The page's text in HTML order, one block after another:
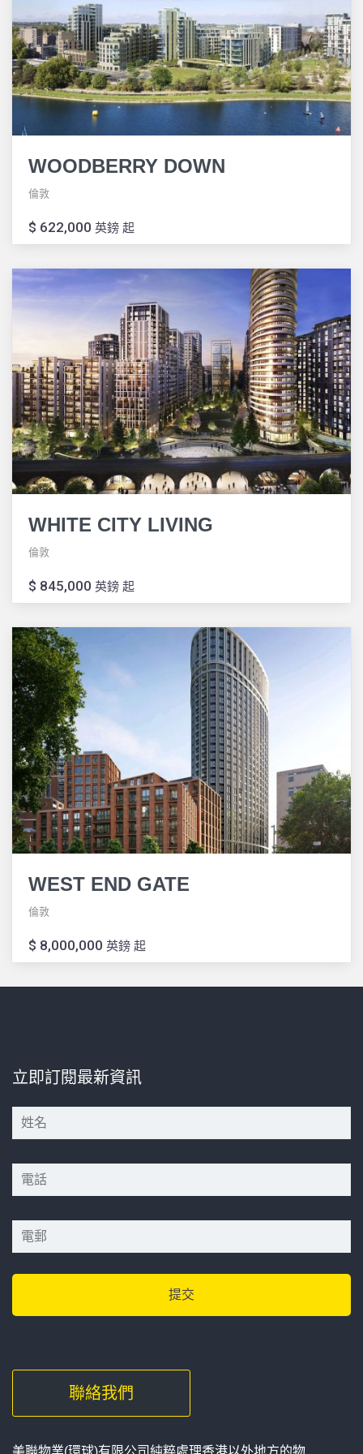
WOODBERRY DOWN
倫敦
$ 622,000 英鎊 起
WHITE CITY LIVING
倫敦
$ 845,000 英鎊 起
WEST END GATE
倫敦
$ 8,000,000 英鎊 起
立即訂閱最新資訊
聯絡我們
美聯物業(環球)有限公司純粹處理香港以外地方的物